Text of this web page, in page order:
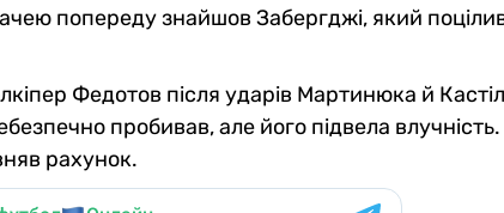
попереду знайшов Забергджі, який
Федотов після ударів Мартинюка й
пробивав, але його підвела
рахунок.